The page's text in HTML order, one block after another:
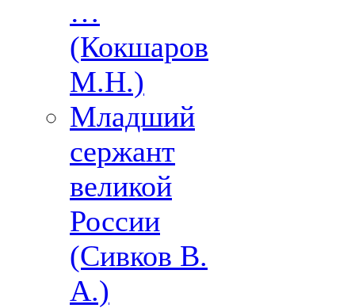
…
(Кокшаров
М.Н.)
Младший
сержант
великой
России
(Сивков В.
А.)